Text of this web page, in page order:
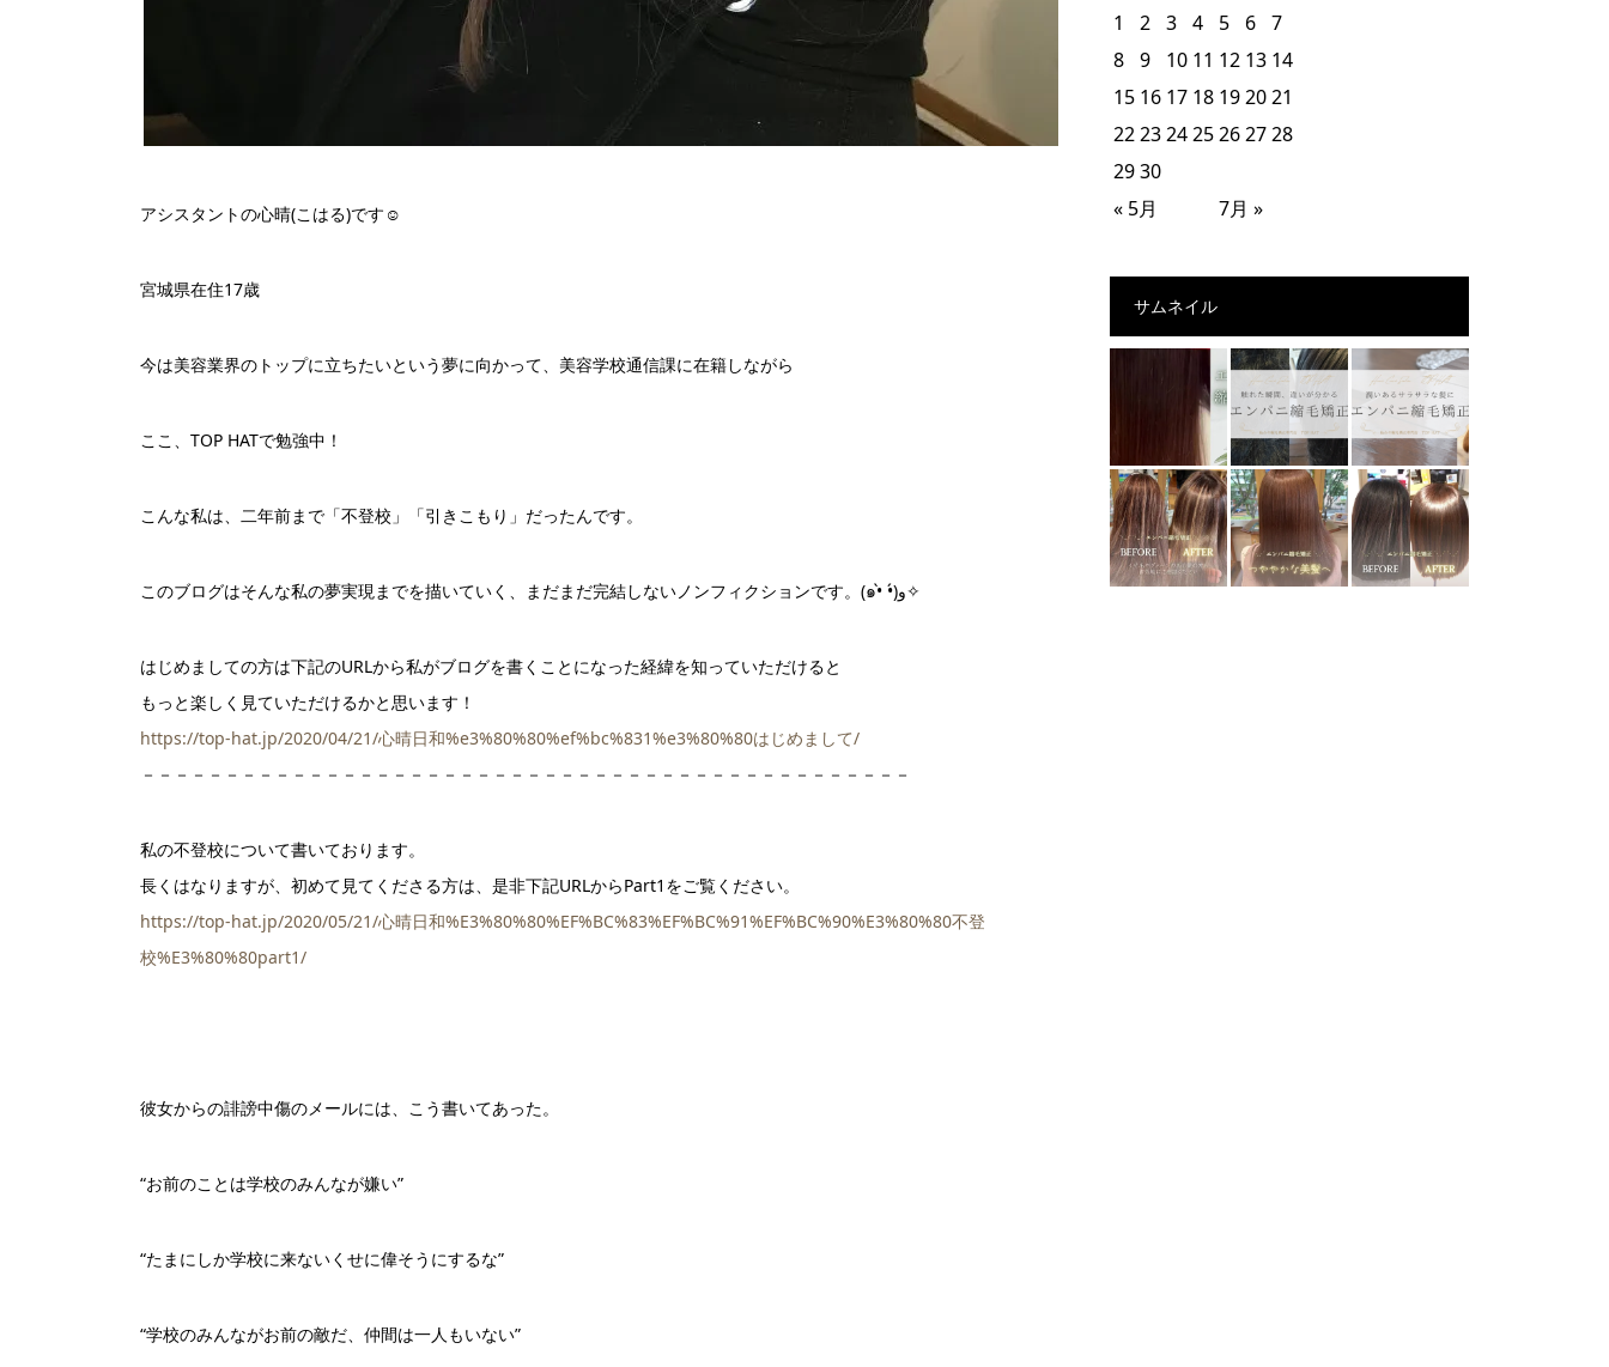
アシスタントの心晴(こはる)です︎☺︎
宮城県在住17歳
今は美容業界のトップに立ちたいという夢に向かって、美容学校通信課に在籍しながら
ここ、TOP HATで勉強中！
こんな私は、二年前まで「不登校」「引きこもり」だったんです。
このブログはそんな私の夢実現までを描いていく、まだまだ完結しないノンフィクションです。(๑•̀ •́)و✧
はじめましての方は下記のURLから私がブログを書くことになった経緯を知っていただけると
もっと楽しく見ていただけるかと思います！
https://top-hat.jp/2020/04/21/心晴日和%e3%80%80%ef%bc%831%e3%80%80はじめまして/
－－－－－－－－－－－－－－－－－－－－－－－－－－－－－－－－－－－－－－－－－－－－－－
私の不登校について書いております。
長くはなりますが、初めて見てくださる方は、是非下記URLからPart1をご覧ください。
https://top-hat.jp/2020/05/21/心晴日和%E3%80%80%EF%BC%83%EF%BC%91%EF%BC%90%E3%80%80不登
校%E3%80%80part1/
彼女からの誹謗中傷のメールには、こう書いてあった。
“お前のことは学校のみんなが嫌い”
“たまにしか学校に来ないくせに偉そうにするな”
“学校のみんながお前の敵だ、仲間は一人もいない”
« 5月 7月 »
1 2 3 4 5 6 7
8 9 10 11 12 13 14
15 16 17 18 192021
22232425262728
2930
サムネイル